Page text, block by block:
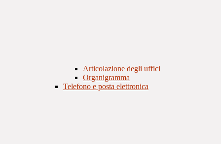
Articolazione degli uffici
Organigramma
Telefono e posta elettronica